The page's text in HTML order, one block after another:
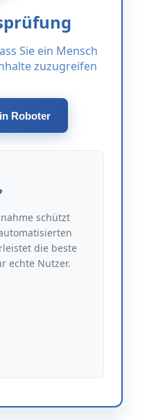
Sie ein Mensch
zuzugreifen
Roboter
schützt
die beste
echte Nutzer.